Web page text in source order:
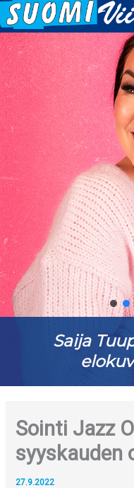
Saija
Sointi Jazz
syyskauden
27.9.2022